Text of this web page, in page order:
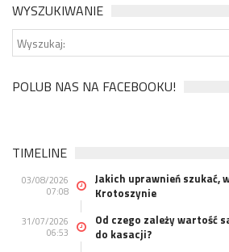
WYSZUKIWANIE
POLUB NAS NA FACEBOOKU!
TIMELINE
03/08/2026
07:08
Jakich uprawnień
Krotoszynie
31/07/2026
06:53
Od czego zależy wartość
do kasacji?